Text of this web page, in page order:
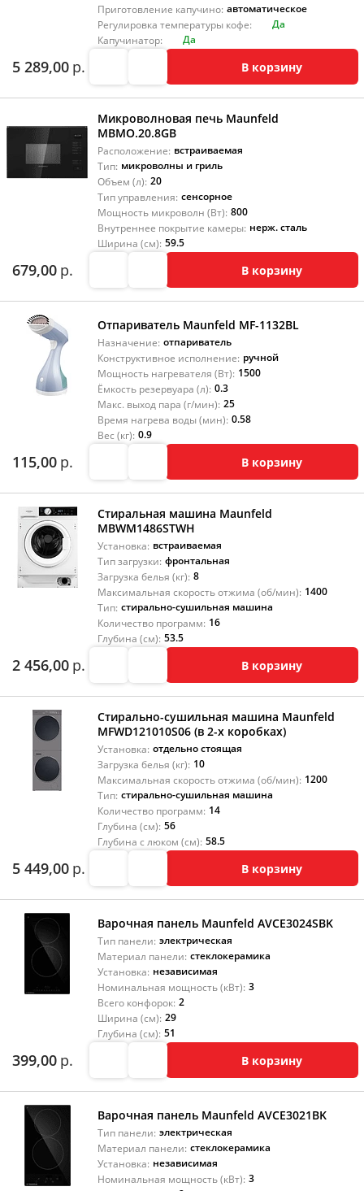
Приготовление капучино: автоматическое
Регулировка температуры кофе:
Да
Капучинатор:
Да
5 289,00 р. В корзину
Микроволновая печь Maunfeld
MBMO.20.8GB
Расположение: встраиваемая
Тип: микроволны и гриль
Объем (л): 20
Тип управления: сенсорное
Мощность микроволн (Вт): 800
Внутреннее покрытие камеры: нерж. сталь
Ширина (см): 59.5
679,00 р. В корзину
Отпариватель Maunfeld MF-1132BL
Назначение: отпариватель
Конструктивное исполнение: ручной
Мощность нагревателя (Вт): 1500
Ёмкость резервуара (л): 0.3
Макс. выход пара (г/мин): 25
Время нагрева воды (мин): 0.58
Вес (кг): 0.9
115,00 р. В корзину
Стиральная машина Maunfeld
MBWM1486STWH
Установка: встраиваемая
Тип загрузки: фронтальная
Загрузка белья (кг): 8
Максимальная скорость отжима (об/мин): 1400
Тип: стирально-сушильная машина
Количество программ: 16
Глубина (см): 53.5
2 456,00 р. В корзину
Стирально-сушильная машина Maunfeld
MFWD121010S06 (в 2-х коробках)
Установка: отдельно стоящая
Загрузка белья (кг): 10
Максимальная скорость отжима (об/мин): 1200
Тип: стирально-сушильная машина
Количество программ: 14
Глубина (см): 56
Глубина с люком (см): 58.5
5 449,00 р. В корзину
Варочная панель Maunfeld AVCE3024SBK
Тип панели: электрическая
Материал панели: стеклокерамика
Установка: независимая
Номинальная мощность (кВт): 3
Всего конфорок: 2
Ширина (см): 29
Глубина (см): 51
399,00 р. В корзину
Варочная панель Maunfeld AVCE3021BK
Тип панели: электрическая
Материал панели: стеклокерамика
Установка: независимая
Номинальная мощность (кВт): 3